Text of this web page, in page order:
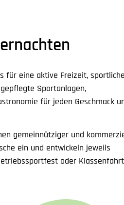
für eine aktive Freizeit, sportliche
Sportanlagen,
für jeden Geschmack
gemeinnütziger und
ein und entwickeln jeweils
oder